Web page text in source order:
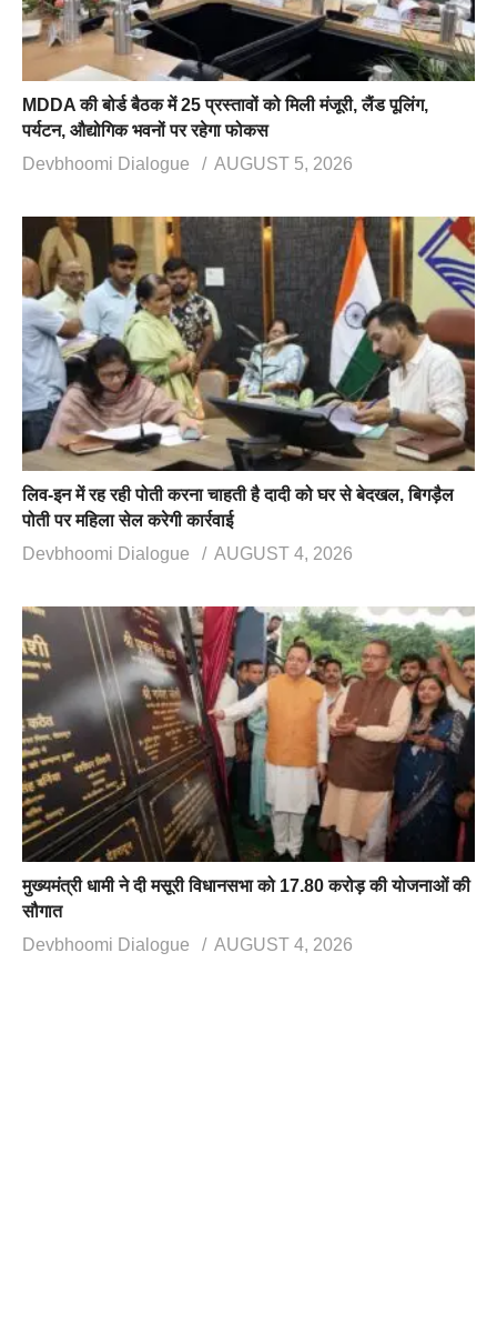
MDDA की बोर्ड बैठक में 25 प्रस्तावों को मिली मंजूरी, लैंड पूलिंग,
पर्यटन, औद्योगिक भवनों पर रहेगा फोकस
Devbhoomi Dialogue
AUGUST 5, 2026
लिव-इन में रह रही पोती करना चाहती है दादी को घर से बेदखल, बिगड़ैल
पोती पर महिला सेल करेगी कार्रवाई
Devbhoomi Dialogue
AUGUST 4, 2026
मुख्यमंत्री धामी ने दी मसूरी विधानसभा को 17.80 करोड़ की योजनाओं की
सौगात
Devbhoomi Dialogue
AUGUST 4, 2026